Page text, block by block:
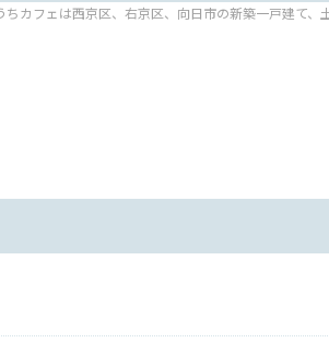
カフェは西京区、右京区、向日市の新築一戸建て、